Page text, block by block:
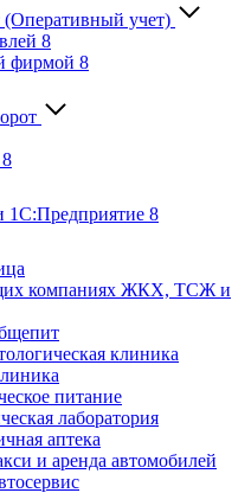
(Оперативный учет)
8
фирмой 8
1С:Предприятие 8
компаниях ЖКХ, ТСЖ и
клиника
питание
лаборатория
аптека
и аренда автомобилей